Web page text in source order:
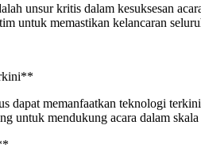
unsur kritis dalam kesuksesan
untuk memastikan kelancaran
dapat memanfaatkan teknologi
untuk mendukung acara dalam